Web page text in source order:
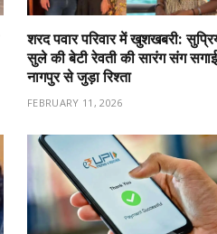
शरद पवार परिवार में खुशखबरी:
सुले की बेटी रेवती की सारंग संग
नागपुर से जुड़ा रिश्ता
FEBRUARY 11, 2026